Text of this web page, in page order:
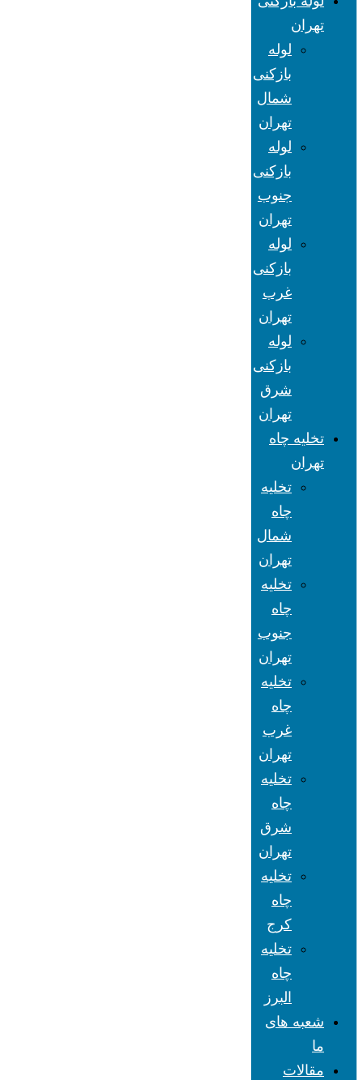
تهران
لوله
بازکنی
شمال
تهران
لوله
بازکنی
جنوب
تهران
لوله
بازکنی
غرب
تهران
لوله
بازکنی
شرق
تهران
تخلیه چاه
تهران
تخلیه
چاه
شمال
تهران
تخلیه
چاه
جنوب
تهران
تخلیه
چاه
غرب
تهران
تخلیه
چاه
شرق
تهران
تخلیه
چاه
کرج
تخلیه
چاه
البرز
شعبه های
ما
مقالات